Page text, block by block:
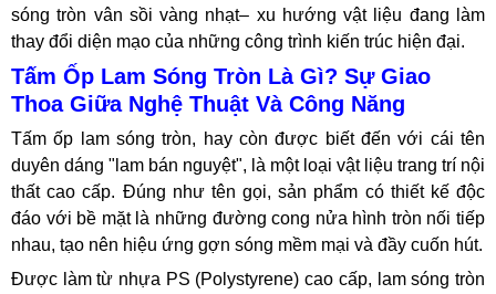
sóng tròn vân sồi vàng nhạt– xu hướng vật liệu đang làm
thay đổi diện mạo của những công trình kiến trúc hiện đại.
Tấm Ốp Lam Sóng Tròn Là Gì? Sự Giao
Thoa Giữa Nghệ Thuật Và Công Năng
Tấm ốp lam sóng tròn, hay còn được biết đến với cái tên
duyên dáng "lam bán nguyệt", là một loại vật liệu trang trí nội
thất cao cấp. Đúng như tên gọi, sản phẩm có thiết kế độc
đáo với bề mặt là những đường cong nửa hình tròn nối tiếp
nhau, tạo nên hiệu ứng gợn sóng mềm mại và đầy cuốn hút.
Được làm từ nhựa PS (Polystyrene) cao cấp, lam sóng tròn